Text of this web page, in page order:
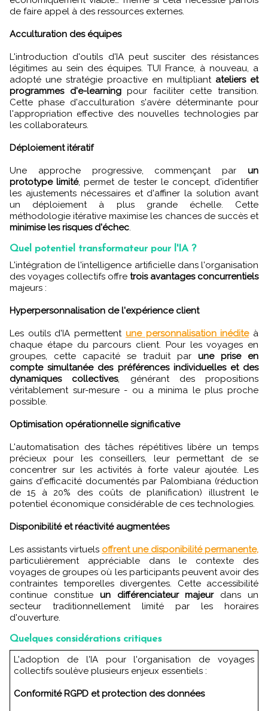
de faire appel à des ressources externes.
Acculturation des équipes
L'introduction d'outils d'IA peut susciter des résistances
légitimes au sein des équipes. TUI France, à nouveau, a
adopté une stratégie proactive en multipliant ateliers et
programmes d'e-learningpour faciliter cette transition.
Cette phase d'acculturation s'avère déterminante pour
l'appropriation effective des nouvelles technologies par
les collaborateurs.
Déploiement itératif
Une approche progressive, commençant par un
prototype limité, permet de tester le concept, d'identifier
les ajustements nécessaires et d'affiner la solution avant
un déploiement à plus grande échelle. Cette
méthodologie itérative maximise les chances de succès et
minimise les risques d'échec.
Quel potentiel transformateur pour l'IA ?
L'intégration de l'intelligence artificielle dans l'organisation
des voyages collectifs offre trois avantages concurrentiels
majeurs :
Hyperpersonnalisation de l'expérience client
Les outils d'IA permettent une personnalisation inéditeà
chaque étape du parcours client. Pour les voyages en
groupes, cette capacité se traduit par une prise en
compte simultanée des préférences individuelles et des
dynamiques collectives, générant des propositions
véritablement sur-mesure - ou a minima le plus proche
possible.
Optimisation opérationnelle significative
L'automatisation des tâches répétitives libère un temps
précieux pour les conseillers, leur permettant de se
concentrer sur les activités à forte valeur ajoutée. Les
gains d'efficacité documentés par Palombiana (réduction
de 15 à 20% des coûts de planification) illustrent le
potentiel économique considérable de ces technologies.
Disponibilité et réactivité augmentées
Les assistants virtuels offrent une disponibilité permanente,
particulièrement appréciable dans le contexte des
voyages de groupes où les participants peuvent avoir des
contraintes temporelles divergentes. Cette accessibilité
continue constitue un différenciateur majeurdans un
secteur traditionnellement limité par les horaires
d'ouverture.
Quelques considérations critiques
L'adoption de l'IA pour l'organisation de voyages
collectifs soulève plusieurs enjeux essentiels :
Conformité RGPD et protection des données